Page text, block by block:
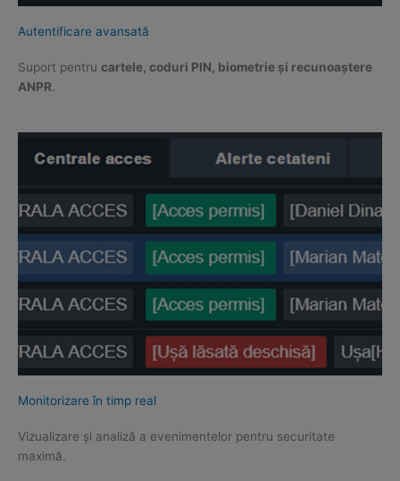
Autentificare avansată
Suport pentru cartele, coduri PIN, biometrie și recunoaștere
ANPR.
Monitorizare în timp real
Vizualizare și analiză a evenimentelor pentru securitate
maximă.